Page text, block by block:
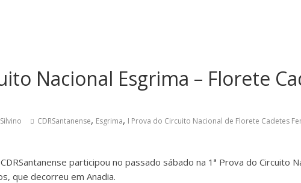
Nacional Esgrima – Florete
CDRSantanense, Esgrima, I Prova do Circuito Nacional de Florete Cadetes
participou no passado sábado na 1ª Prova do Circuito
que decorreu em Anadia.